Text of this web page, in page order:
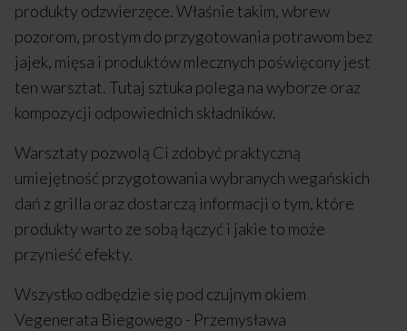
produkty odzwierzęce. Właśnie takim, wbrew
pozorom, prostym do przygotowania potrawom bez
jajek, mięsa i produktów mlecznych poświęcony jest
ten warsztat. Tutaj sztuka polega na wyborze oraz
kompozycji odpowiednich składników.
Warsztaty pozwolą Ci zdobyć praktyczną
umiejętność przygotowania wybranych wegańskich
dań z grilla oraz dostarczą informacji o tym, które
produkty warto ze sobą łączyć i jakie to może
przynieść efekty.
Wszystko odbędzie się pod czujnym okiem
Vegenerata Biegowego - Przemysława